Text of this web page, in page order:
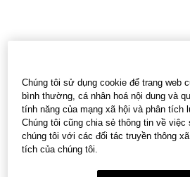
Chúng tôi sử dụng cookie để trang web
bình thường, cá nhân hoá nội dung và
tính năng của mạng xã hội và phân tích
Chúng tôi cũng chia sẻ thông tin về việc
chúng tôi với các đối tác truyền thông
tích của chúng tôi.